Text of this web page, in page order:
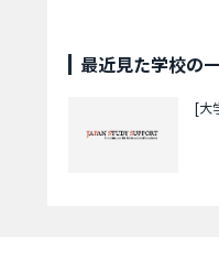
最近見た学校の
[大